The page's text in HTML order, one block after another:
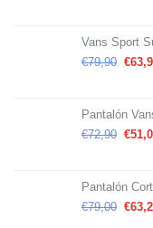
Vans Sport
€79,90 €
Pantalón
€72,90 €
Pantalón
€79,00 €